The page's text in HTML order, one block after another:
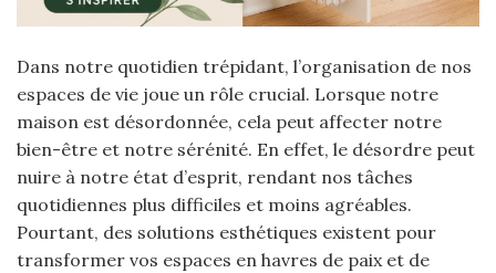
Dans notre quotidien trépidant, l’organisation de nos
espaces de vie joue un rôle crucial. Lorsque notre
maison est désordonnée, cela peut affecter notre
bien-être et notre sérénité. En effet, le désordre peut
nuire à notre état d’esprit, rendant nos tâches
quotidiennes plus difficiles et moins agréables.
Pourtant, des solutions esthétiques existent pour
transformer vos espaces en havres de paix et de